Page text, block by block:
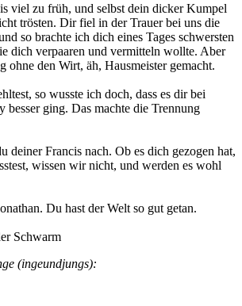
viel zu früh, und selbst dein dicker Kumpel
trösten. Dir fiel in der Trauer bei uns die
so brachte ich dich eines Tages schwersten
dich verpaaren und vermitteln wollte. Aber
ohne den Wirt, äh, Hausmeister gemacht.
so wusste ich doch, dass es dir bei
besser ging. Das machte die Trennung
deiner Francis nach. Ob es dich gezogen hat,
wissen wir nicht, und werden es wohl
Du hast der Welt so gut getan.
Schwarm
(ingeundjungs):